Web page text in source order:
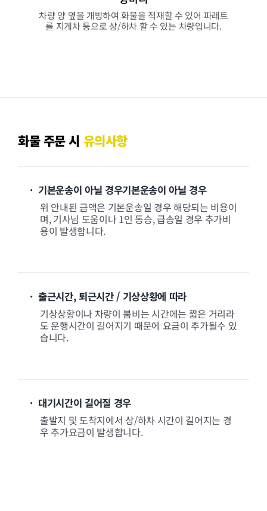
차량 양 옆을 개방하여 화물을 적재할 수 있어 파레트
를 지게차 등으로 상/하차 할 수 있는 차량입니다.
화물 주문 시 유의사항
· 기본운송이 아닐 경우기본운송이 아닐 경우
위 안내된 금액은 기본운송일 경우 해당되는 비용이
며, 기사님 도움이나 1인 동승, 급송일 경우 추가비
용이 발생합니다.
· 출근시간, 퇴근시간 / 기상상황에 따라
기상상황이나 차량이 붐비는 시간에는 짧은 거리라
도 운행시간이 길어지기 때문에 요금이 추가될수 있
습니다.
· 대기시간이 길어질 경우
출발지 및 도착지에서 상/하차 시간이 길어지는 경
우 추가요금이 발생합니다.